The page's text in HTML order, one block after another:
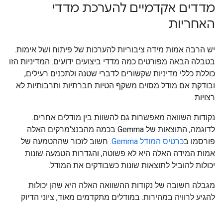
מדדים אקדמיים להערכת מדדי
האחריות
יש הרבה אמות מידה ציבוריות להערכות של פיתוח ושל אימות.
בטבלה הבאה מפורטים כמה מדדי ביצועים ידועים. המדיניות הזו
כוללת כללי מדיניות שקשורים לדברי שטנה ולתכנים רעילים,
ובודקת אם מודל מסוים משקף הטיות חברתיות ותרבותיות לא
רצויות.
נקודות השוואה מאפשרות גם להשוות בין מודלים אחרים.
לדוגמה, התוצאות של Gemma בכמה מהבנצ'מרקים האלה
פורסמו בכרטיס המודל Gemma
. חשוב לזכור שההטמעה של
אמות המידה האלה היא לא פשוטה, והגדרות הטמעה שונות
יכולות להוביל לתוצאות שונות כשבודקים את המודל.
מגבלה חשובה של נקודות ההשוואה האלה היא שהן יכולות
להגיע לרוויה במהירות. במודלים מתקדמים מאוד, ציוני הדיוק